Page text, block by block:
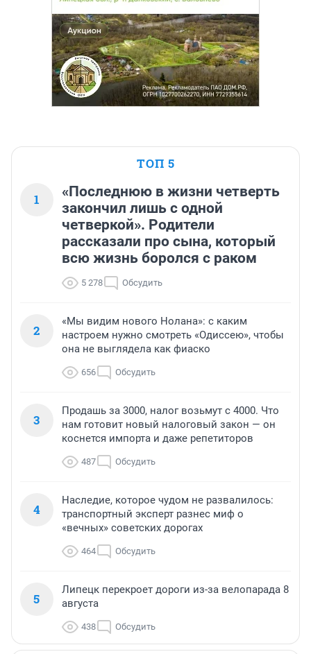
ТОП 5
1
«Последнюю в жизни четверть
закончил лишь с одной
четверкой». Родители
рассказали про сына, который
всю жизнь боролся с раком
5 278 Обсудить
2
«Мы видим нового Нолана»: с каким
настроем нужно смотреть «Одиссею», чтобы
она не выглядела как фиаско
656 Обсудить
3
Продашь за 3000, налог возьмут с 4000. Что
нам готовит новый налоговый закон — он
коснется импорта и даже репетиторов
487 Обсудить
4
Наследие, которое чудом не развалилось:
транспортный эксперт разнес миф о
«вечных» советских дорогах
464 Обсудить
5
Липецк перекроет дороги из-за велопарада 8
августа
438 Обсудить